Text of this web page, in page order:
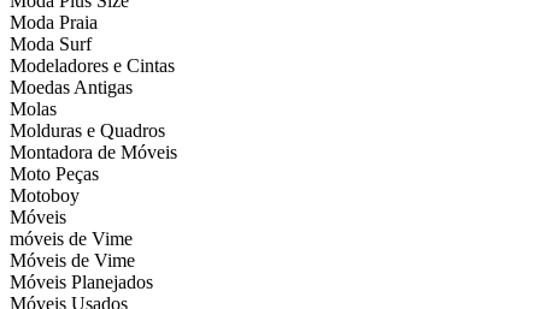
Moda Praia
Moda Surf
Modeladores e Cintas
Moedas Antigas
Molas
Molduras e Quadros
Montadora de Móveis
Moto Peças
Motoboy
Móveis
móveis de Vime
Móveis de Vime
Móveis Planejados
Móveis Usados